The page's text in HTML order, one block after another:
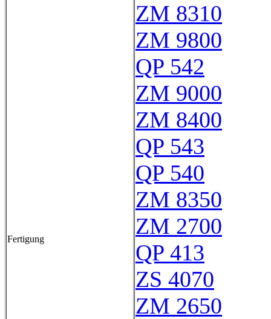
Fertigung
ZM 8310
ZM 9800
QP 542
ZM 9000
ZM 8400
QP 543
QP 540
ZM 8350
ZM 2700
QP 413
ZS 4070
ZM 2650